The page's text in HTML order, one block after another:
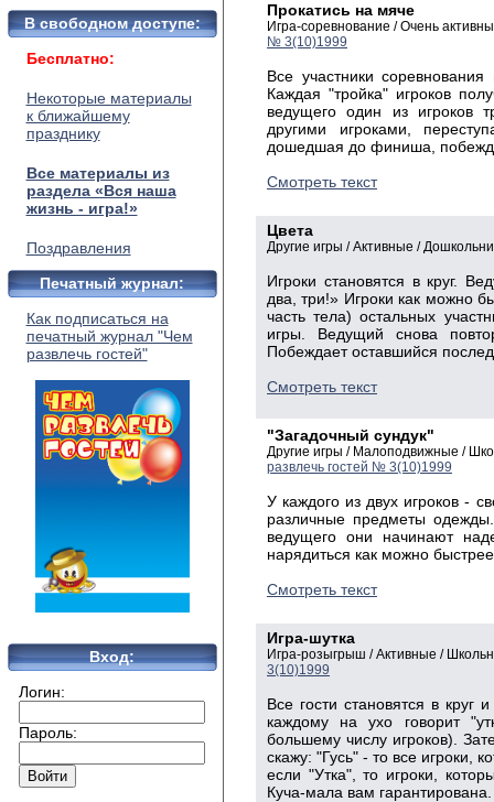
В свободном доступе:
Бесплатно:
Некоторые материалы
к ближайшему
празднику
Все материалы из
раздела «Вся наша
жизнь - игра!»
Поздравления
Печатный журнал:
Как подписаться на
печатный журнал "Чем
развлечь гостей"
Вход:
Логин:
Пароль:
Прокатись на мяче
Игра-соревнование / Очень
№ 3(10)1999
Все участники
Каждая "тройка" игроков
ведущего один из игроков
другими игроками,
дошедшая до финиша,
Смотреть текст
Цвета
Другие игры / Активные /
Игроки становятся в круг.
два, три!» Игроки как можно
часть тела) остальных
игры. Ведущий снова
Побеждает оставшийся
Смотреть текст
"Загадочный сундук"
Другие игры / Малоподвижные /
развлечь гостей № 3(10)1999
У каждого из двух игроков -
различные предметы
ведущего они начинают
нарядиться как можно
Смотреть текст
Игра-шутка
Игра-розыгрыш / Активные /
3(10)1999
Все гости становятся в круг
каждому на ухо говорит
большему числу игроков).
скажу: "Гусь" - то все игроки,
если "Утка", то игроки,
Куча-мала вам гарантирована.